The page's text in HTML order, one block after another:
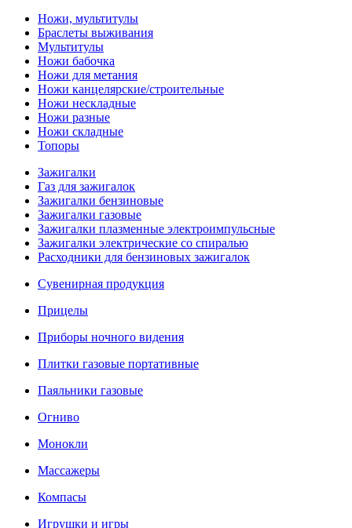
Ножи, мультитулы
Браслеты выживания
Мультитулы
Ножи бабочка
Ножи для метания
Ножи канцелярские/строительные
Ножи нескладные
Ножи разные
Ножи складные
Топоры
Зажигалки
Газ для зажигалок
Зажигалки бензиновые
Зажигалки газовые
Зажигалки плазменные электроимпульсные
Зажигалки электрические со спиралью
Расходники для бензиновых зажигалок
Сувенирная продукция
Прицелы
Приборы ночного видения
Плитки газовые портативные
Паяльники газовые
Огниво
Монокли
Массажеры
Компасы
Игрушки и игры